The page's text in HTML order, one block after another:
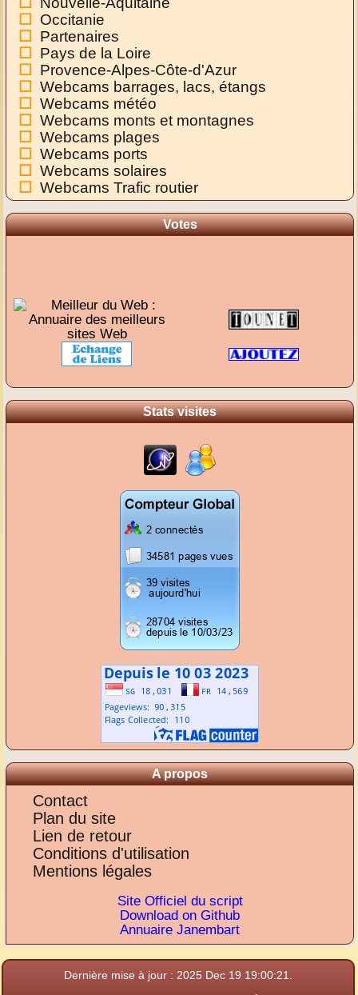
Occitanie
Partenaires
Pays de la Loire
Provence-Alpes-Côte-d'Azur
Webcams barrages, lacs, étangs
Webcams météo
Webcams monts et montagnes
Webcams plages
Webcams ports
Webcams solaires
Webcams Trafic routier
Votes
Stats visites
A propos
Contact
Plan du site
Lien de retour
Conditions d'utilisation
Mentions légales
Site Officiel du script
Download on Github
Annuaire Janembart
Dernière mise à jour : 2025 Dec 19 19:00:21.